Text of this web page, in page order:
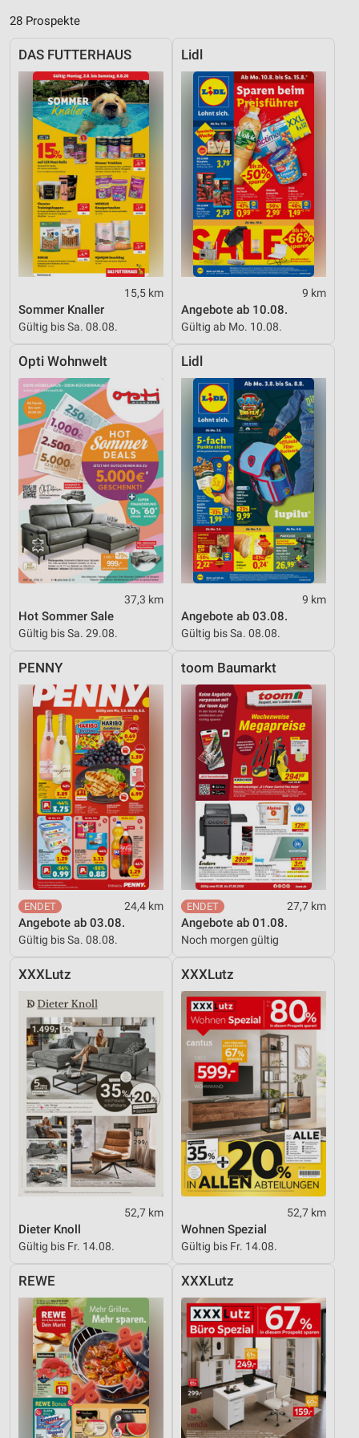
28 Prospekte
DAS FUTTERHAUS
15,5 km
Sommer Knaller
Gültig bis Sa. 08.08.
Lidl
9 km
Angebote ab 10.08.
Gültig ab Mo. 10.08.
Opti Wohnwelt
37,3 km
Hot Sommer Sale
Gültig bis Sa. 29.08.
Lidl
9 km
Angebote ab 03.08.
Gültig bis Sa. 08.08.
PENNY
24,4 km
Angebote ab 03.08.
Gültig bis Sa. 08.08.
toom Baumarkt
27,7 km
Angebote ab 01.08.
Noch morgen gültig
XXXLutz
52,7 km
Dieter Knoll
Gültig bis Fr. 14.08.
XXXLutz
52,7 km
Wohnen Spezial
Gültig bis Fr. 14.08.
REWE XXXLutz